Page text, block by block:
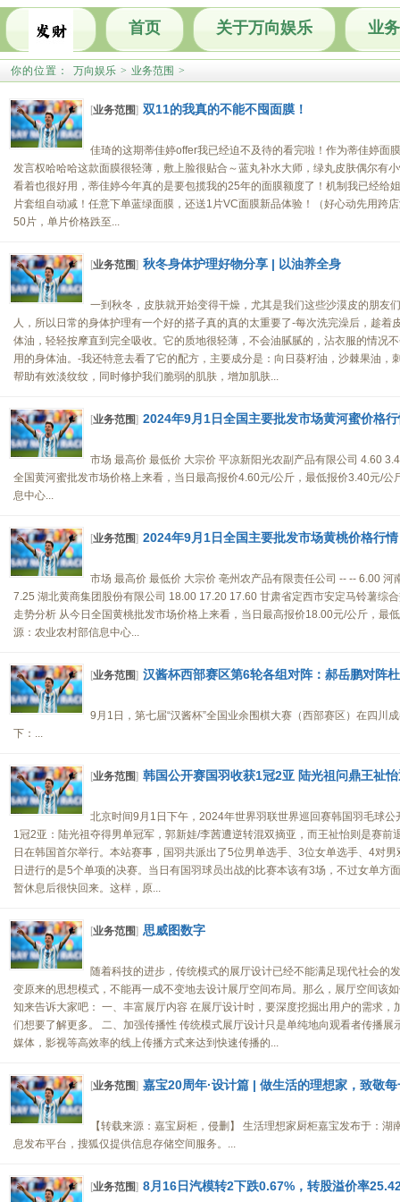
首页 关于万向娱乐 业
你的位置： 万向娱乐 > 业务范围 >
[业务范围] 双11的我真的不能不囤面膜！
佳琦的这期蒂佳婷offer我已经迫不及待的看完啦！作为蒂佳婷面
发言权哈哈哈这款面膜很轻薄，敷上脸很贴合～蓝丸补水大师，绿丸皮肤偶尔有
看着也很好用，蒂佳婷今年真的是要包揽我的25年的面膜额度了！机制我已经给
片套组自动减！任意下单蓝绿面膜，还送1片VC面膜新品体验！（好心动先用跨
50片，单片价格跌至...
[业务范围] 秋冬身体护理好物分享 | 以油养全身
一到秋冬，皮肤就开始变得干燥，尤其是我们这些沙漠皮的朋
人，所以日常的身体护理有一个好的搭子真的真的太重要了-每次洗完澡后，趁
体油，轻轻按摩直到完全吸收。它的质地很轻薄，不会油腻腻的，沾衣服的情况
用的身体油。-我还特意去看了它的配方，主要成分是：向日葵籽油，沙棘果油，
帮助有效淡纹纹，同时修护我们脆弱的肌肤，增加肌肤...
[业务范围] 2024年9月1日全国主要批发市场黄河蜜价格
市场 最高价 最低价 大宗价 平凉新阳光农副产品有限公司 4.60
全国黄河蜜批发市场价格上来看，当日最高报价4.60元/公斤，最低报价3.40元/
息中心...
[业务范围] 2024年9月1日全国主要批发市场黄桃价格行情
市场 最高价 最低价 大宗价 亳州农产品有限责任公司 -- -- 6.00
7.25 湖北黄商集团股份有限公司 18.00 17.20 17.60 甘肃省定西市安定马铃薯综
走势分析 从今日全国黄桃批发市场价格上来看，当日最高报价18.00元/公斤，最
源：农业农村部信息中心...
[业务范围] 汉酱杯西部赛区第6轮各组对阵：郝岳鹏对阵
9月1日，第七届“汉酱杯”全国业余围棋大赛（西部赛区）在四川
下：...
[业务范围] 韩国公开赛国羽收获1冠2亚 陆光祖问鼎王祉
北京时间9月1日下午，2024年世界羽联世界巡回赛韩国羽毛球
1冠2亚：陆光祖夺得男单冠军，郭新娃/李茜遭逆转混双摘亚，而王祉怡则是赛
日在韩国首尔举行。本站赛事，国羽共派出了5位男单选手、3位女单选手、4对
日进行的是5个单项的决赛。当日有国羽球员出战的比赛本该有3场，不过女单方
暂休息后很快回来。这样，原...
[业务范围] 思威图数字
随着科技的进步，传统模式的展厅设计已经不能满足现代社会的
变原来的思想模式，不能再一成不变地去设计展厅空间布局。那么，展厅空间该
知来告诉大家吧： 一、丰富展厅内容 在展厅设计时，要深度挖掘出用户的需求
们想要了解更多。 二、加强传播性 传统模式展厅设计只是单纯地向观看者传播
媒体，影视等高效率的线上传播方式来达到快速传播的...
[业务范围] 嘉宝20周年·设计篇 | 做生活的理想家，致敬
【转载来源：嘉宝厨柜，侵删】 生活理想家厨柜嘉宝发布于：
息发布平台，搜狐仅提供信息存储空间服务。...
[业务范围] 8月16日汽模转2下跌0.67%，转股溢价率